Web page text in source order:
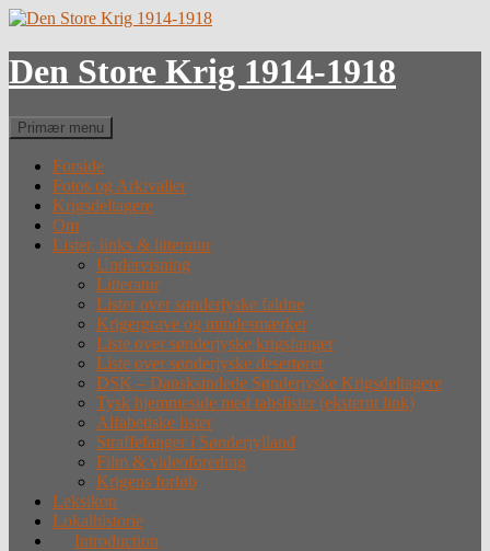
Hop
indhold
Den Store Krig 1914-1918
Søg
Primær menu
Forside
Fotos og Arkivalier
Krigsdeltagere
Om
Lister, links & litteratur
Undervisning
Litteratur
Lister over sønderjyske faldne
Krigergrave og mindesmærker
Liste over sønderjyske krigsfanger
Liste over sønderjyske desertører
DSK – Dansksindede Sønderjyske Krigsdeltagere
Tysk hjemmeside med tabslister (eksternt link)
Alfabetiske lister
Straffefanger i Sønderjylland
Film & videoforedrag
Krigens forløb
Leksikon
Lokalhistorie
Introduction